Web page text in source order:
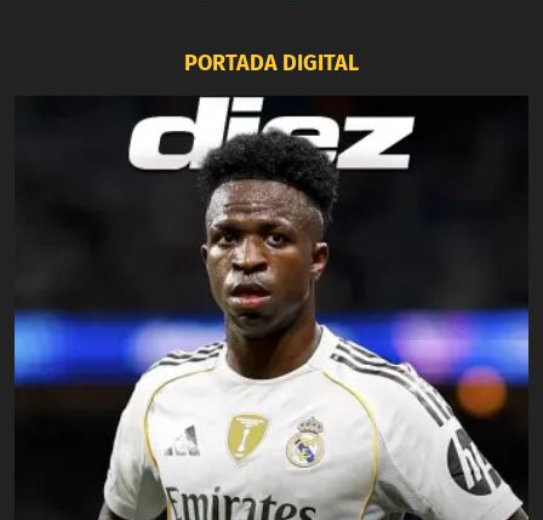
PORTADA DIGITAL